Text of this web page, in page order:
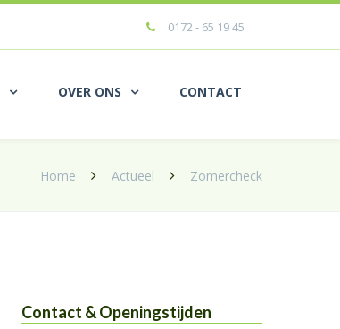
0172 - 65 19 45
OVER ONS CONTACT
Home Actueel Zomercheck
Contact & Openingstijden